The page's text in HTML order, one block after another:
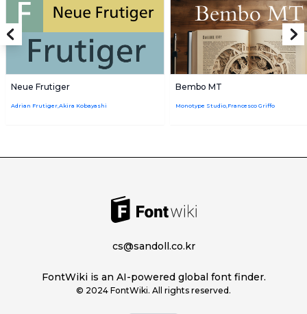
Neue Frutiger
Adrian Frutiger,Akira Kobayashi
Bembo MT
Monotype Studio,Francesco Griffo
cs@sandoll.co.kr
FontWiki is an AI-powered global font finder.
© 2024 FontWiki. All rights reserved.